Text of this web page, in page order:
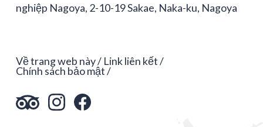
nghiệp Nagoya, 2-10-19 Sakae, Naka-ku, Nagoya
Về trang web này Link liên kết
Chính sách bảo mật